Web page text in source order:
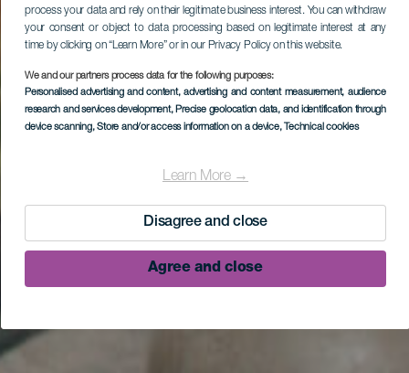
process your data and rely on their legitimate business interest. You can withdraw
your consent or object to data processing based on legitimate interest at any
time by clicking on “Learn More” or in our Privacy Policy on this website.
We and our partners process data for the following purposes:
Personalised advertising and content, advertising and content measurement, audience
research and services development, Precise geolocation data, and identification through
device scanning, Store and/or access information on a device, Technical cookies
Learn More →
Disagree and close
Agree and close